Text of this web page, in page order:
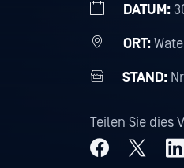
DATUM:
ORT:
STAND:
Teilen Sie dies